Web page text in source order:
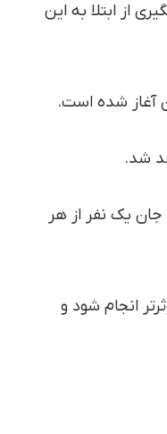
از ابتلا به این
آغاز شده است.
شد.
است که جان یک نفر از هر
انجام شود و